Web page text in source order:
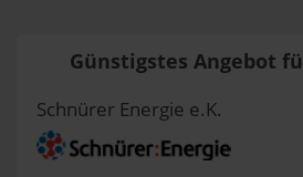
Günstigstes Angebot
Schnürer Energie e.K.